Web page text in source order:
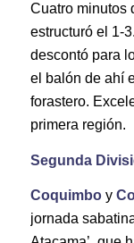
Cuatro minutos
estructuró el 1-
descontó para
el balón de ahí
forastero.
primera región.
Segunda
Coquimbo y
jornada